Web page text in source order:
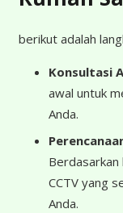
berikut adalah
Konsultasi
awal untuk
Anda.
Berdasarkan
CCTV yang
Anda.